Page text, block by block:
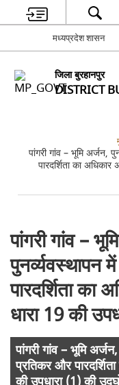
मध्यप्रदेश शासन
जिला बुरहानपुर
DISTRICT
पांगरी गांव – भूमि अर्जन,
पारदर्शिता का
पांगरी गांव –
पुनर्व्यवस्थापन
पारदर्शिता का
धारा 19 की
पांगरी गांव – भूमि
प्रतिकर और